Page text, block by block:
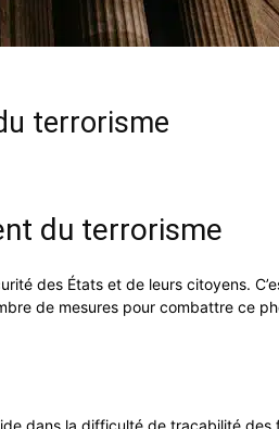
terrorisme
du terrorisme
des États et de leurs citoyens.
de mesures pour combattre ce
dans la difficulté de traçabilité